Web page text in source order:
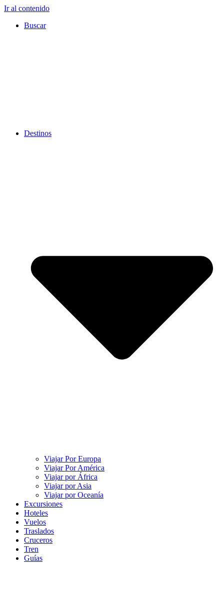
Ir al contenido
Buscar
Destinos
Viajar Por Europa
Viajar Por América
Viajar por África
Viajar por Asia
Viajar por Oceanía
Excursiones
Hoteles
Vuelos
Traslados
Cruceros
Tren
Guías